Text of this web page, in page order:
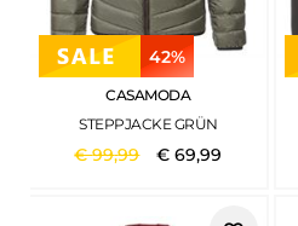
42%
CASAMODA
STEPPJACKE GRÜN
€99,99 €69,99